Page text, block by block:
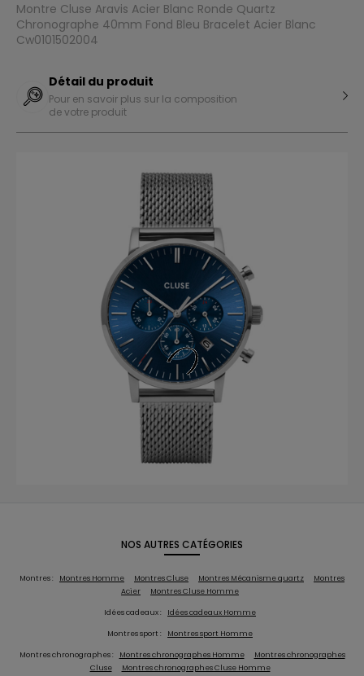
Montre Cluse Aravis Acier Blanc Ronde Quartz
Chronographe 40mm Fond Bleu Bracelet Acier Blanc
Cw0101502004
Détail du produit
Pour en savoir plus sur la composition
de votre produit
NOS AUTRES CATÉGORIES
Montres : Montres Homme Montres Cluse Montres Mécanisme quartz
Montres
Acier
Montres Cluse Homme
Idées cadeaux : Idées cadeaux Homme
Montres sport : Montres sport Homme
Montres chronographes : Montres chronographes Homme
Montres chronographes
Cluse
Montres chronographes Cluse Homme